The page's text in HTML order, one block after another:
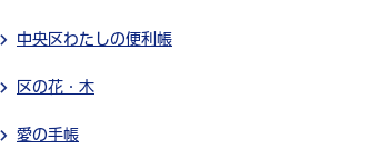
中央区わたしの便利帳
区の花・木
愛の手帳